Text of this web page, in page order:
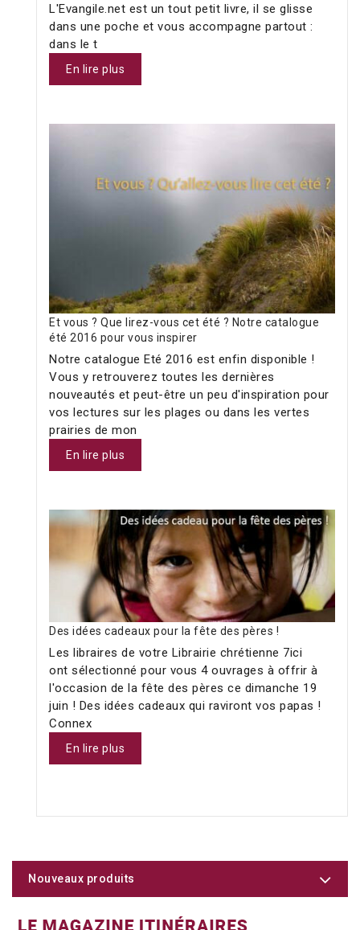
L'Evangile.net est un tout petit livre, il se glisse
dans une poche et vous accompagne partout :
dans le t
En lire plus
Et vous ? Que lirez-vous cet été ? Notre catalogue
été 2016 pour vous inspirer
Notre catalogue Eté 2016 est enfin disponible !
Vous y retrouverez toutes les dernières
nouveautés et peut-être un peu d'inspiration pour
vos lectures sur les plages ou dans les vertes
prairies de mon
En lire plus
Des idées cadeaux pour la fête des pères !
Les libraires de votre Librairie chrétienne 7ici
ont sélectionné pour vous 4 ouvrages à offrir à
l'occasion de la fête des pères ce dimanche 19
juin ! Des idées cadeaux qui raviront vos papas !
Connex
En lire plus
Nouveaux produits